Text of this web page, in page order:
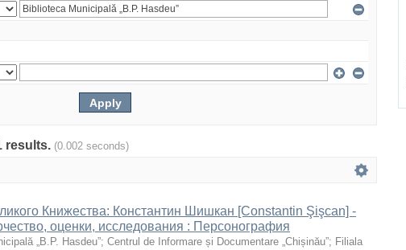
results. (0.002 seconds)
Книжества: Константин Шишкан [Constantin Şişcan] -
оценки, исследования : Персонография
„B.P. Hasdeu”; Centrul de Informare și Documentare „Chișinău”; Filiala